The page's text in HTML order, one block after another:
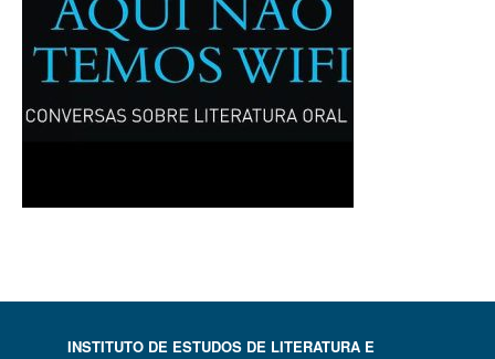
INSTITUTO DE ESTUDOS DE LITERATURA E